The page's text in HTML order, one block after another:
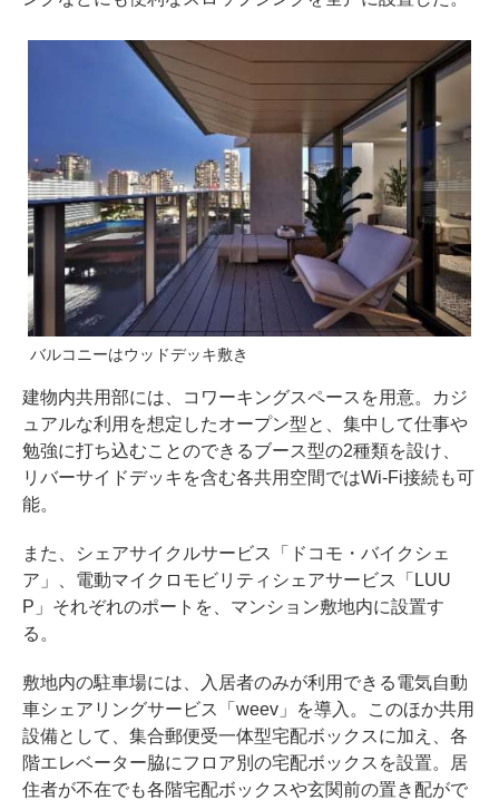
バルコニーはウッドデッキ敷き
建物内共用部には、コワーキングスペースを用意。カジ
ュアルな利用を想定したオープン型と、集中して仕事や
勉強に打ち込むことのできるブース型の2種類を設け、
リバーサイドデッキを含む各共用空間ではWi-Fi接続も可
能。
また、シェアサイクルサービス「ドコモ・バイクシェ
ア」、電動マイクロモビリティシェアサービス「LUU
P」それぞれのポートを、マンション敷地内に設置す
る。
敷地内の駐車場には、入居者のみが利用できる電気自動
車シェアリングサービス「weev」を導入。このほか共用
設備として、集合郵便受一体型宅配ボックスに加え、各
階エレベーター脇にフロア別の宅配ボックスを設置。居
住者が不在でも各階宅配ボックスや玄関前の置き配がで